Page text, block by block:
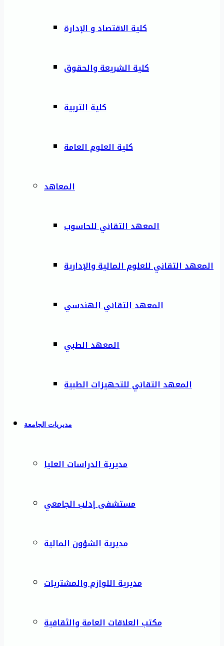
كلية الاقتصاد و الإدارة
كلية الشريعة والحقوق
كلية التربية
كلية العلوم العامة
المعاهد
المعهد التقاني للحاسوب
المعهد التقاني للعلوم المالية والإدارية
المعهد التقاني الهندسي
المعهد الطبي
المعهد التقاني للتجهيزات الطبية
مديريات الجامعة
مديرية الدراسات العليا
مستشفى إدلب الجامعي
مديرية الشؤون المالية
مديرية اللوازم والمشتريات
مكتب العلاقات العامة والثقافية